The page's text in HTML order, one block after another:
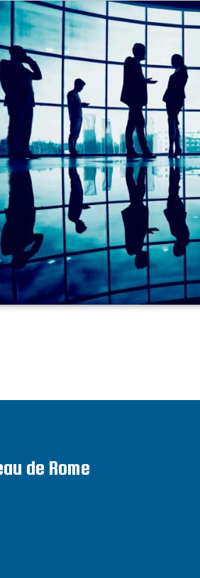
de Rome